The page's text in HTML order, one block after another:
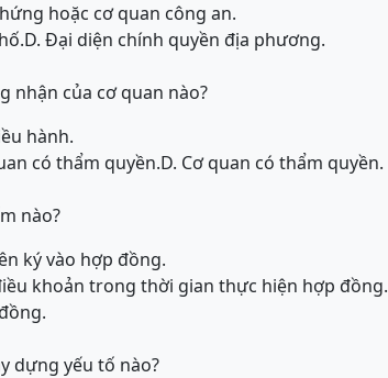
hoặc cơ quan công an.
D. Đại diện chính quyền địa phương.
nhận của cơ quan nào?
hành.
có thẩm quyền.D. Cơ quan có thẩm quyền.
nào?
ký vào hợp đồng.
khoản trong thời gian thực hiện hợp đồng.
dựng yếu tố nào?